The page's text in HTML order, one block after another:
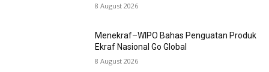
8 August 2026
Menekraf–WIPO Bahas Penguatan Produk
Ekraf Nasional Go Global
8 August 2026